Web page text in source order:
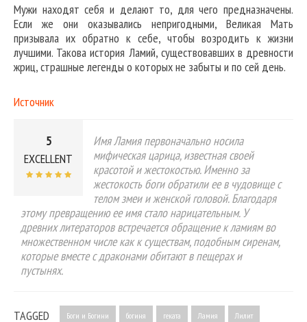
Мужи находят себя и делают то, для чего предназначены.
Если же они оказывались непригодными, Великая Мать
призывала их обратно к себе, чтобы возродить к жизни
лучшими. Такова история Ламий, существовавших в древности
жриц, страшные легенды о которых не забыты и по сей день.
Источник
5
EXCELLENT
Имя Ламия первоначально носила
мифическая царица, известная своей
красотой и жестокостью. Именно за
жестокость боги обратили ее в чудовище с
телом змеи и женской головой. Благодаря
этому превращению ее имя стало нарицательным. У
древних литераторов встречается обращение к ламиям во
множественном числе как к существам, подобным сиренам,
которые вместе с драконами обитают в пещерах и
пустынях.
TAGGED Боги и Богини богиня геката Ламия Лилит